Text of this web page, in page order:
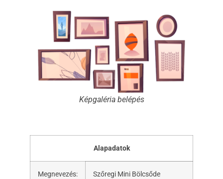
Képgaléria belépés
Alapadatok
Megnevezés: Szőregi Mini Bölcsőde